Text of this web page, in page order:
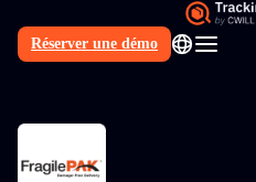
Réserver une démo
FR